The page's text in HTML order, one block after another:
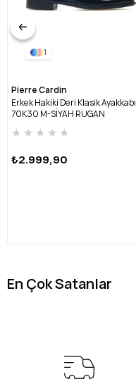
1
Pierre Cardin
Erkek Hakiki Deri Klasik Ayakkabı
70K30 M-SİYAH RUGAN
★ ★ ★ ★ ★
₺2.999,90
En Çok Satanlar